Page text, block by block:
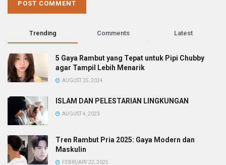
Trending Comments Latest
5 Gaya Rambut yang Tepat untuk Pipi Chubby
agar Tampil Lebih Menarik
AUGUST 25, 2024
ISLAM DAN PELESTARIAN LINGKUNGAN
AUGUST 4, 2023
Tren Rambut Pria 2025: Gaya Modern dan
Maskulin
FEBRUARY 22, 2025